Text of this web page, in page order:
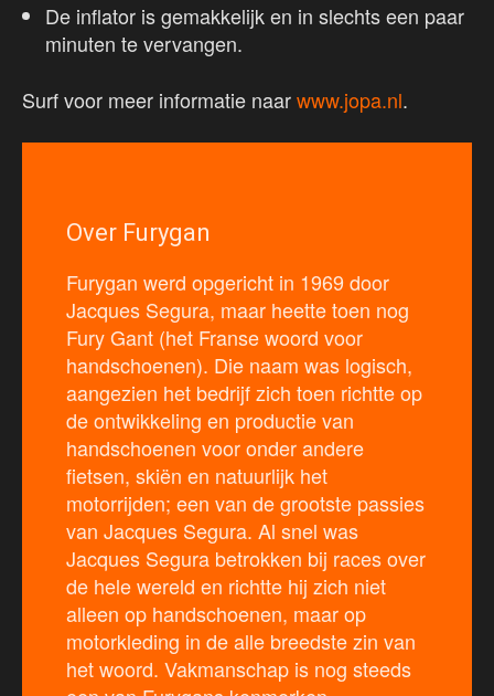
De inflator is gemakkelijk en in slechts een paar
minuten te vervangen.
Surf voor meer informatie naarwww.jopa.nl.
Over Furygan
Furygan werd opgericht in 1969 door
Jacques Segura, maar heette toen nog
Fury Gant (het Franse woord voor
handschoenen). Die naam was logisch,
aangezien het bedrijf zich toen richtte op
de ontwikkeling en productie van
handschoenen voor onder andere
fietsen, skiën en natuurlijk het
motorrijden; een van de grootste passies
van Jacques Segura. Al snel was
Jacques Segura betrokken bij races over
de hele wereld en richtte hij zich niet
alleen op handschoenen, maar op
motorkleding in de alle breedste zin van
het woord. Vakmanschap is nog steeds